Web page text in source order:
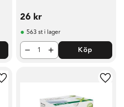
26 kr
563 st i lager
Köp
Lägg till i favoriter